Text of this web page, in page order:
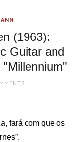
(1963):
Guitar and
fará com que os